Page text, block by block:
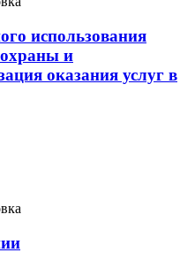
использования
охраны и
оказания услуг в